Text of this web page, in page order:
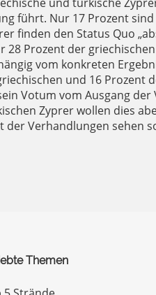
führt. Nur 17 Prozent
finden den Status Quo
Prozent der
vom konkreten
und 16 Prozent
Votum vom Ausgang
Zyprer wollen dies
Verhandlungen sehen
Themen